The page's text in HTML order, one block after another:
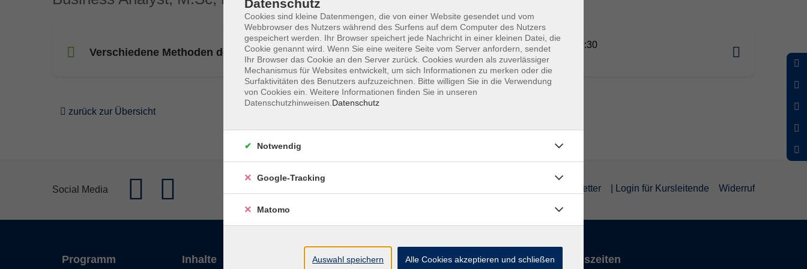
Verschiedene Methoden des Projektmanagements
Sa. 28.11.2026 09:30
Starnberg
zurück zur Übersicht
Social Media Newsletter | Login für Kursleitende Widerruf
Programm Inhalte Kontakt Öffnungszeiten
Datenschutz
Cookies sind kleine Datenmengen, die von einer Website gesendet und vom
Webbrowser des Nutzers während des Surfens auf dem Computer des Nutzers
gespeichert werden. Ihr Browser speichert jede Nachricht in einer kleinen Datei, die
Cookie genannt wird. Wenn Sie eine weitere Seite vom Server anfordern, sendet
Ihr Browser das Cookie an den Server zurück. Cookies wurden als zuverlässiger
Mechanismus für Websites entwickelt, um sich Informationen zu merken oder die
Surfaktivitäten des Benutzers aufzuzeichnen. Bitte willigen Sie in die Verwendung
von Cookies ein. Weitere Informationen finden Sie in unseren
Datenschutzhinweisen. Datenschutz
Notwendig
Google-Tracking
Matomo
Auswahl speichern Alle Cookies akzeptieren und schließen